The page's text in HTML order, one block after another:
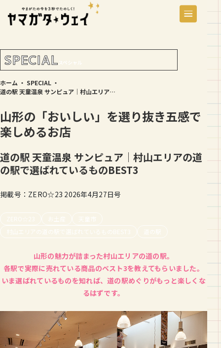
SPECIAL スペシャル
ホーム ・ SPECIAL ・
道の駅 天童温泉 サンピュア｜村山エリアの道の駅で選ばれているものBEST3
山形の「おいしい」を選り抜き五感で
楽しめるお店
道の駅 天童温泉 サンピュア｜村山エリアの道
の駅で選ばれているものBEST3
掲載号：ZERO☆23 2026年4月27日号
ZERO☆23 お土産
天童市
村山エリアの道の駅で選ばれているものBEST3
道の駅
山形の魅力が詰まった村山エリアの道の駅。
各駅で実際に売れている商品のベスト3を教えてもらいました。
いま選ばれているものを知れば、道の駅めぐりがもっと楽しくな
るはずです。